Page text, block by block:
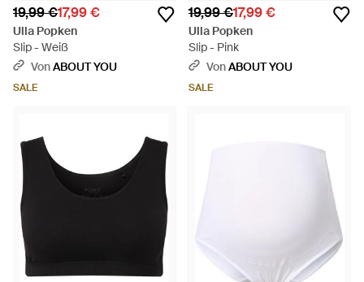
19,99 €17,99 €
Ulla Popken
Slip - Weiß
VonABOUT YOU
SALE
19,99 €17,99 €
Ulla Popken
Slip - Pink
VonABOUT YOU
SALE